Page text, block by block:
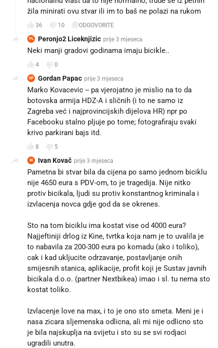
žila minirati ovu stvar ili im to baš ne polazi na rukom
36 10 ODGOVORITE
PL Peronjo2 Liceknjizic prije 3 mjeseca
Neki manji gradovi godinama imaju bicikle..
4 0
GP Gordan Papac prije 3 mjeseca
Marko Kovacevic -- pa vjerojatno je mislio na to da
botovska armija HDZ-A i sličnih (i to ne samo iz
Zagreba već i najprovincijskih dijelova HR) npr po
Facebooku stalno pljuje po tome; fotografiraju svaki
krivo parkirani bajs itd.
8 5
IK Ivan Kovač prije 3 mjeseca
Pametna bi stvar bila da cijena po samo jednom biciklu
nije 4650 eura s PDV-om, to je tragedija. Nije nitko
protiv bicikala, ljudi su protiv konstantnog kriminala i
izvlacenja novca gdje god da se okrenes.
Sto na tom biciklu ima kostat vise od 4000 eura?
Najjeftiniji drlog iz Kine, tvrtka koja nam je to uvalila je
to nabavila za 200-300 eura po komadu (ako i toliko),
cak i kad ukljucite odrzavanje, postavljanje onih
smijesnih stanica, aplikacije, profit koji je Sustav javnih
bicikala d.o.o. (partner Nextbikea) imao i sl. tu nema sto
kostat toliko.
Izvlacenje love na max, i to je ono sto smeta. Meni je i
nasa zicara sljemenska odlicna, ali mi nije odlicno sto
je bila najskuplja na svijetu i sto su se svi rodjaci
ugradili unutra.